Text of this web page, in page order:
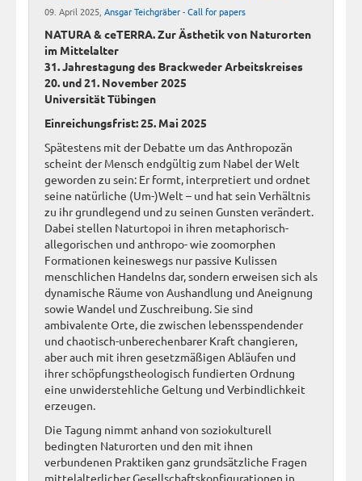
09. April 2025, Ansgar Teichgräber-Call for papers
NATURA & ceTERRA. Zur Ästhetik von Naturorten
im Mittelalter
31. Jahrestagung des Brackweder Arbeitskreises
20. und 21. November 2025
Universität Tübingen
Einreichungsfrist: 25. Mai 2025
Spätestens mit der Debatte um das Anthropozän
scheint der Mensch endgültig zum Nabel der Welt
geworden zu sein: Er formt, interpretiert und ordnet
seine natürliche (Um-)Welt – und hat sein Verhältnis
zu ihr grundlegend und zu seinen Gunsten verändert.
Dabei stellen Naturtopoi in ihren metaphorisch-
allegorischen und anthropo- wie zoomorphen
Formationen keineswegs nur passive Kulissen
menschlichen Handelns dar, sondern erweisen sich als
dynamische Räume von Aushandlung und Aneignung
sowie Wandel und Zuschreibung. Sie sind
ambivalente Orte, die zwischen lebensspendender
und chaotisch-unberechenbarer Kraft changieren,
aber auch mit ihren gesetzmäßigen Abläufen und
ihrer schöpfungstheologisch fundierten Ordnung
eine unwiderstehliche Geltung und Verbindlichkeit
erzeugen.
Die Tagung nimmt anhand von soziokulturell
bedingten Naturorten und den mit ihnen
verbundenen Praktiken ganz grundsätzliche Fragen
mittelalterlicher Gesellschaftskonfigurationen in